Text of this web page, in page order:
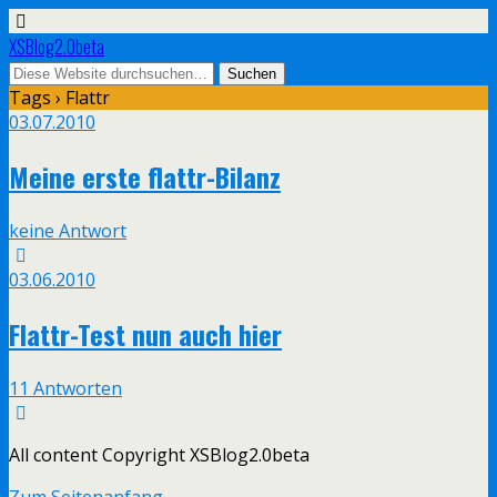
XSBlog2.0beta
Tags › Flattr
03.07.2010
Meine erste flattr-Bilanz
keine Antwort
03.06.2010
Flattr-Test nun auch hier
11 Antworten
All content Copyright XSBlog2.0beta